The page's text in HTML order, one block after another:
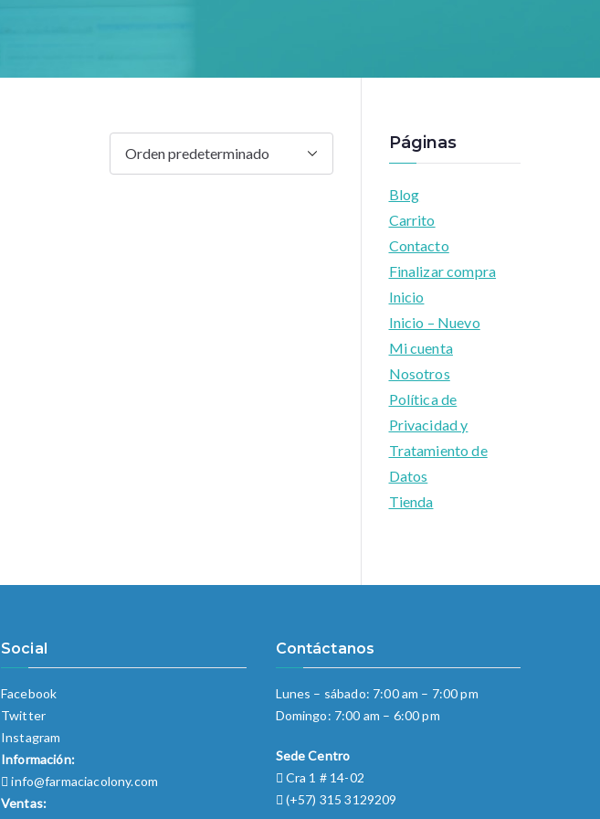
Páginas
Blog
Carrito
Contacto
Finalizar compra
Inicio
Inicio – Nuevo
Mi cuenta
Nosotros
Política de
Privacidad y
Tratamiento de
Datos
Tienda
Social
Facebook
Twitter
Instagram
Información:
info@farmaciacolony.com
Ventas:
Contáctanos
Lunes – sábado: 7:00 am – 7:00 pm
Domingo: 7:00 am – 6:00 pm
Sede Centro
Cra 1 # 14-02
(+57) 315 3129209